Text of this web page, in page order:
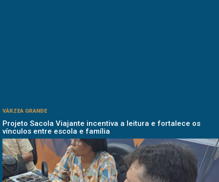
VÁRZEA GRANDE
Projeto Sacola Viajante incentiva a leitura e fortalece os
vínculos entre escola e família